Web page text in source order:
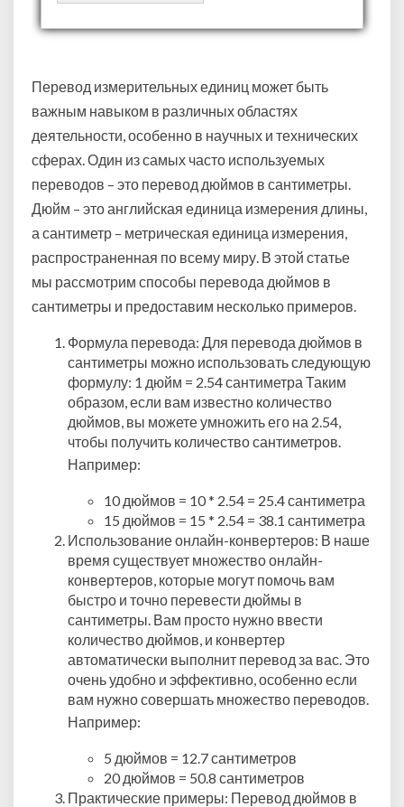
Перевод измерительных единиц может быть
важным навыком в различных областях
деятельности, особенно в научных и технических
сферах. Один из самых часто используемых
переводов – это перевод дюймов в сантиметры.
Дюйм – это английская единица измерения длины,
а сантиметр – метрическая единица измерения,
распространенная по всему миру. В этой статье
мы рассмотрим способы перевода дюймов в
сантиметры и предоставим несколько примеров.
Формула перевода: Для перевода дюймов в
сантиметры можно использовать следующую
формулу: 1 дюйм = 2.54 сантиметра Таким
образом, если вам известно количество
дюймов, вы можете умножить его на 2.54,
чтобы получить количество сантиметров.
Например:
10 дюймов = 10 * 2.54 = 25.4 сантиметра
15 дюймов = 15 * 2.54 = 38.1 сантиметра
Использование онлайн-конвертеров: В наше
время существует множество онлайн-
конвертеров, которые могут помочь вам
быстро и точно перевести дюймы в
сантиметры. Вам просто нужно ввести
количество дюймов, и конвертер
автоматически выполнит перевод за вас. Это
очень удобно и эффективно, особенно если
вам нужно совершать множество переводов.
Например:
5 дюймов = 12.7 сантиметров
20 дюймов = 50.8 сантиметров
Практические примеры: Перевод дюймов в